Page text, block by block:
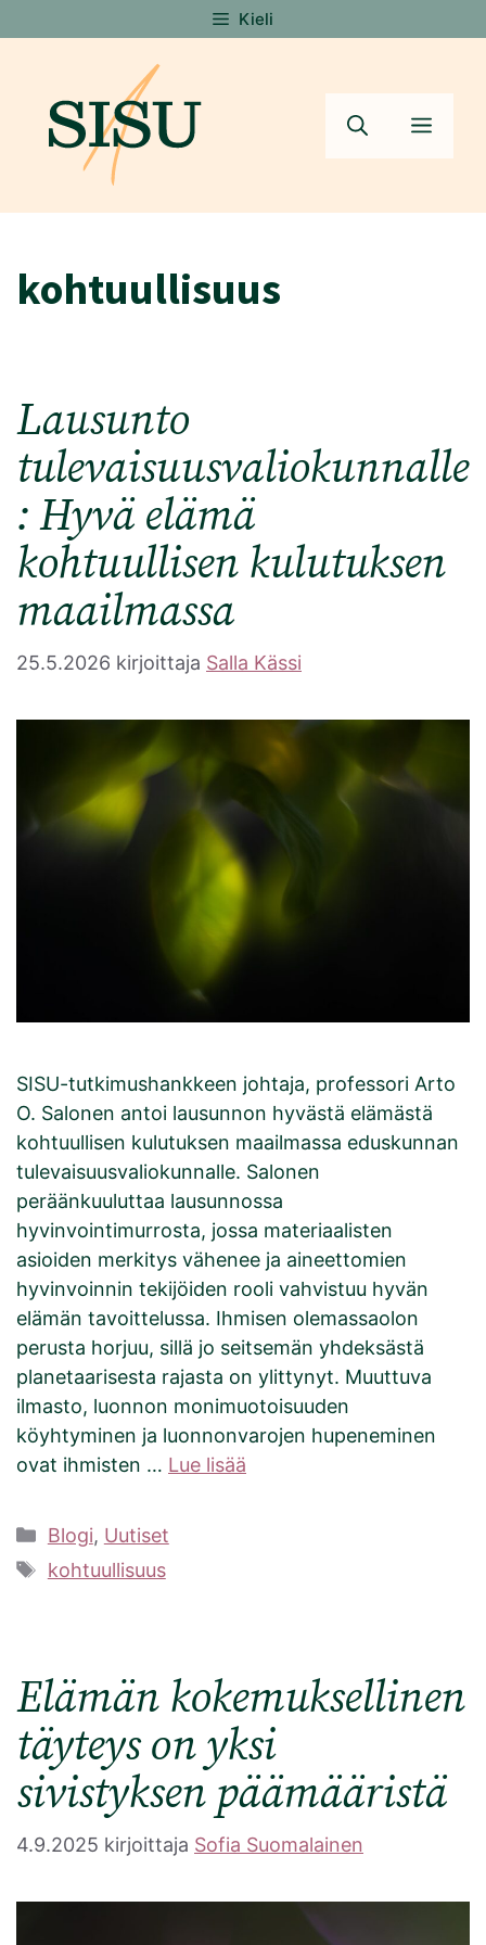
sisältöön
Kieli
kohtuullisuus
Lausunto
tulevaisuusvaliokunnalle
: Hyvä elämä
kohtuullisen kulutuksen
maailmassa
25.5.2026 kirjoittaja Salla Kässi
SISU-tutkimushankkeen johtaja, professori Arto
O. Salonen antoi lausunnon hyvästä elämästä
kohtuullisen kulutuksen maailmassa eduskunnan
tulevaisuusvaliokunnalle. Salonen
peräänkuuluttaa lausunnossa
hyvinvointimurrosta, jossa materiaalisten
asioiden merkitys vähenee ja aineettomien
hyvinvoinnin tekijöiden rooli vahvistuu hyvän
elämän tavoittelussa. Ihmisen olemassaolon
perusta horjuu, sillä jo seitsemän yhdeksästä
planetaarisesta rajasta on ylittynyt. Muuttuva
ilmasto, luonnon monimuotoisuuden
köyhtyminen ja luonnonvarojen hupeneminen
ovat ihmisten … Lue lisää
Kategoriat
Blogi, Uutiset
Avainsanat
kohtuullisuus
Elämän kokemuksellinen
täyteys on yksi
sivistyksen päämääristä
4.9.2025 kirjoittaja Sofia Suomalainen